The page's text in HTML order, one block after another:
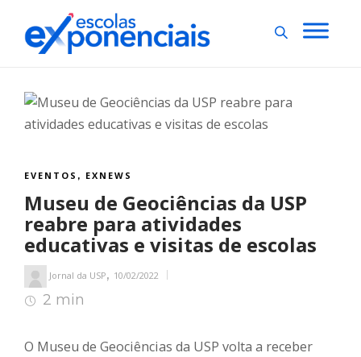
EVENTOS , EXNEWS
Museu de Geociências da USP
reabre para atividades
educativas e visitas de escolas
Jornal da USP, 10/02/2022
2 min
O Museu de Geociências da USP volta a receber